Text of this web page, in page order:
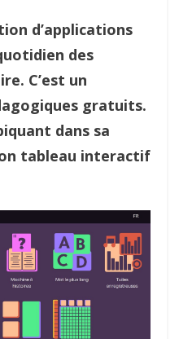
d’applications
des
C’est un
gratuits.
dans sa
tableau interactif